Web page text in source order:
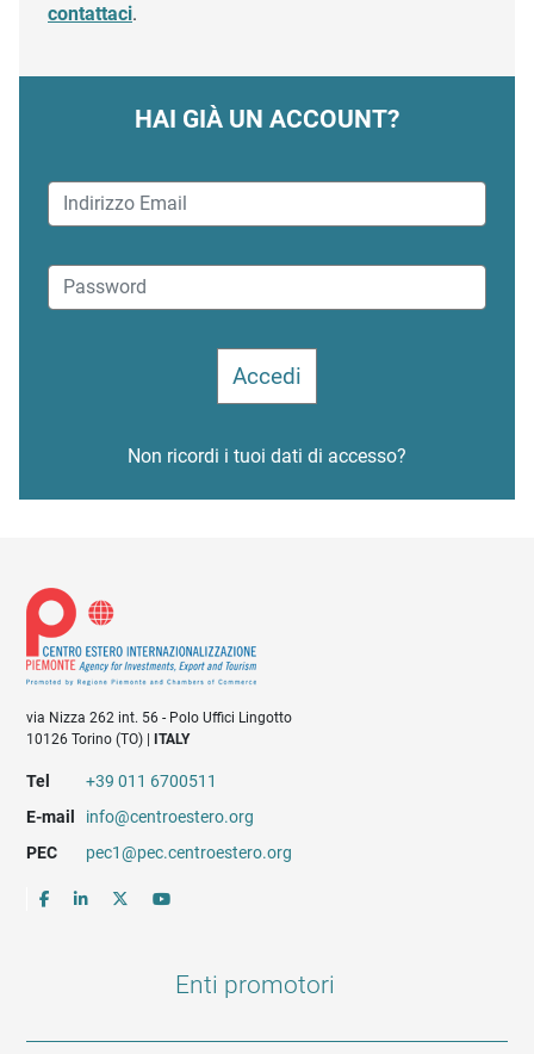
contattaci.
HAI GIÀ UN ACCOUNT?
Non ricordi i tuoi dati di accesso?
via Nizza 262 int. 56 - Polo Uffici Lingotto
10126 Torino (TO) |
ITALY
Tel
+39 011 6700511
E-mail
info@centroestero.org
PEC
pec1@pec.centroestero.org
Enti promotori